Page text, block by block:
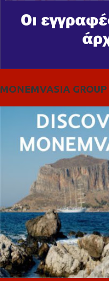
MONEMVASIA GROUP